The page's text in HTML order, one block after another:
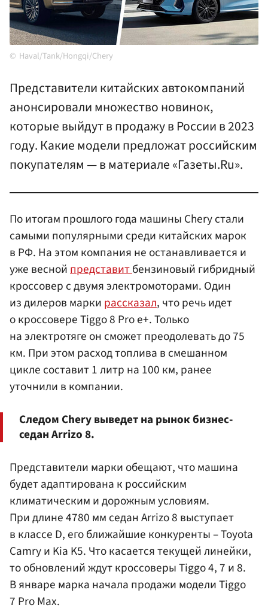
Haval/Tank/Hongqi/Chery
Представители китайских автокомпаний
анонсировали множество новинок,
которые выйдут в продажу в России в 2023
году. Какие модели предложат российским
покупателям — в материале «Газеты.Ru».
По итогам прошлого года машины Chery стали
самыми популярными среди китайских марок
в РФ. На этом компания не останавливается и
уже веснойпредставитбензиновый гибридный
кроссовер с двумя электромоторами. Один
из дилеров марки рассказал, что речь идет
о кроссовере Tiggo 8 Pro e+. Только
на электротяге он сможет преодолевать до 75
км. При этом расход топлива в смешанном
цикле составит 1 литр на 100 км, ранее
уточнили в компании.
Следом Chery выведет на рынок бизнес-
седан Arrizo 8.
Представители марки обещают, что машина
будет адаптирована к российским
климатическим и дорожным условиям.
При длине 4780 мм седан Arrizo 8 выступает
в классе D, его ближайшие конкуренты – Toyota
Camry и Kia K5. Что касается текущей линейки,
то обновлений ждут кроссоверы Tiggo 4, 7 и 8.
В январе марка начала продажи модели Tiggo
7 Pro Max.